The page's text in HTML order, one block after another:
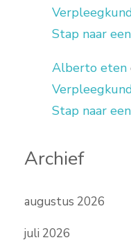
Stap naar
Alberto eten
Stap naar
Archief
augustus 2026
juli 2026